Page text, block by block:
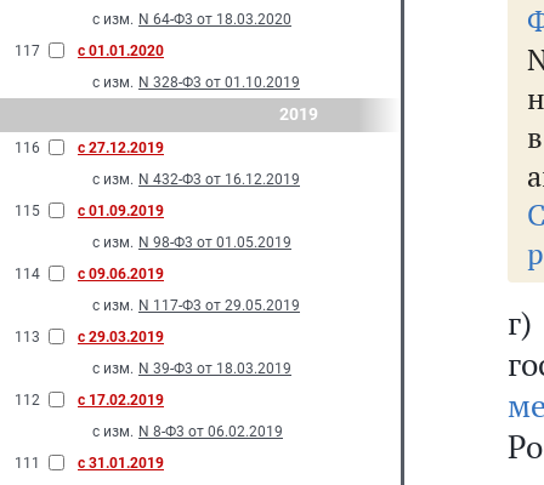
с изм. N 64-Ф3 от 18.03.2020
117
с 01.01.2020
с изм. N 328-Ф3 от 01.10.2019
2019
116
с 27.12.2019
с изм. N 432-Ф3 от 16.12.2019
115
с 01.09.2019
с изм. N 98-Ф3 от 01.05.2019
114
с 09.06.2019
с изм. N 117-Ф3 от 29.05.2019
113
с 29.03.2019
с изм. N 39-Ф3 от 18.03.2019
112
с 17.02.2019
с изм. N 8-Ф3 от 06.02.2019
111
с 31.01.2019